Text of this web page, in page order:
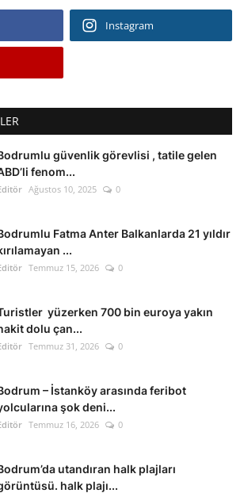
Instagram
güvenlik görevlisi , tatile gelen
fenom...
Ağustos 10, 2025 0
Fatma Anter Balkanlarda 21 yıldır
...
Temmuz 15, 2026 0
yüzerken 700 bin euroya yakın
dolu çan...
Temmuz 31, 2026 0
– İstanköy arasında feribot
şok deni...
Temmuz 16, 2026 0
utandıran halk plajları
halk plajı...